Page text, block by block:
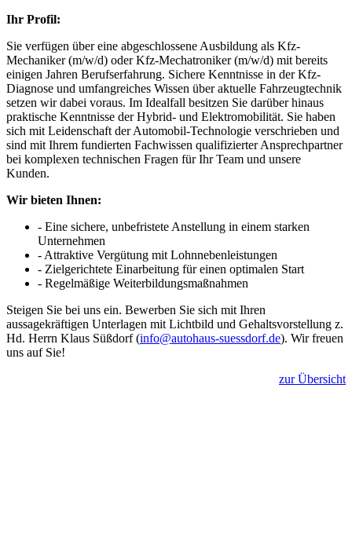
Ihr Profil:
Sie verfügen über eine abgeschlossene Ausbildung als Kfz-
Mechaniker (m/w/d) oder Kfz-Mechatroniker (m/w/d) mit bereits
einigen Jahren Berufserfahrung. Sichere Kenntnisse in der Kfz-
Diagnose und umfangreiches Wissen über aktuelle Fahrzeugtechnik
setzen wir dabei voraus. Im Idealfall besitzen Sie darüber hinaus
praktische Kenntnisse der Hybrid- und Elektromobilität. Sie haben
sich mit Leidenschaft der Automobil-Technologie verschrieben und
sind mit Ihrem fundierten Fachwissen qualifizierter Ansprechpartner
bei komplexen technischen Fragen für Ihr Team und unsere
Kunden.
Wir bieten Ihnen:
- Eine sichere, unbefristete Anstellung in einem starken
Unternehmen
- Attraktive Vergütung mit Lohnnebenleistungen
- Zielgerichtete Einarbeitung für einen optimalen Start
- Regelmäßige Weiterbildungsmaßnahmen
Steigen Sie bei uns ein. Bewerben Sie sich mit Ihren
aussagekräftigen Unterlagen mit Lichtbild und Gehaltsvorstellung z.
Hd. Herrn Klaus Süßdorf (info@autohaus-suessdorf.de). Wir freuen
uns auf Sie!
zur Übersicht